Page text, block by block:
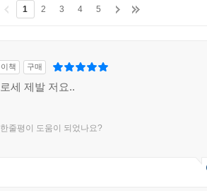
1 2 3 4 5
책 구매
세 제발 저요..
줄평이 도움이 되었나요?